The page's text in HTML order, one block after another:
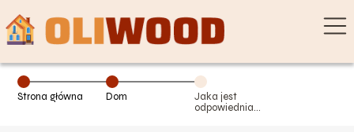
Strona główna Dom
Jaka jest
odpowiednia